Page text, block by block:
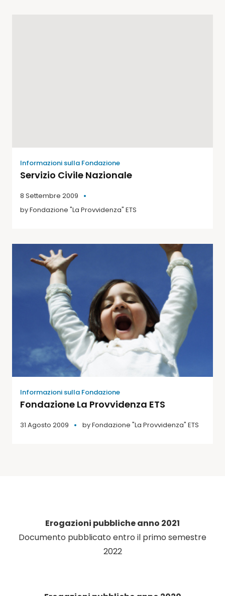
Informazioni sulla Fondazione
Servizio Civile Nazionale
8 Settembre 2009
byFondazione "La Provvidenza" ETS
Informazioni sulla Fondazione
Fondazione La Provvidenza ETS
31 Agosto 2009 byFondazione "La Provvidenza" ETS
Erogazioni pubbliche anno 2021
Documento pubblicato entro il primo semestre
2022